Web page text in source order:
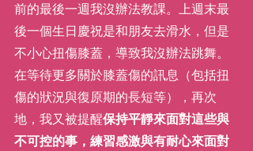
前的最後一週我沒辦法教課。上週末最
後一個生日慶祝是和朋友去滑水，但是
不小心扭傷膝蓋，導致我沒辦法跳舞。
在等待更多關於膝蓋傷的訊息（包括扭
傷的狀況與復原期的長短等），再次
地，我又被提醒保持平靜來面對這些與
不可控的事，練習感激與有耐心來面對